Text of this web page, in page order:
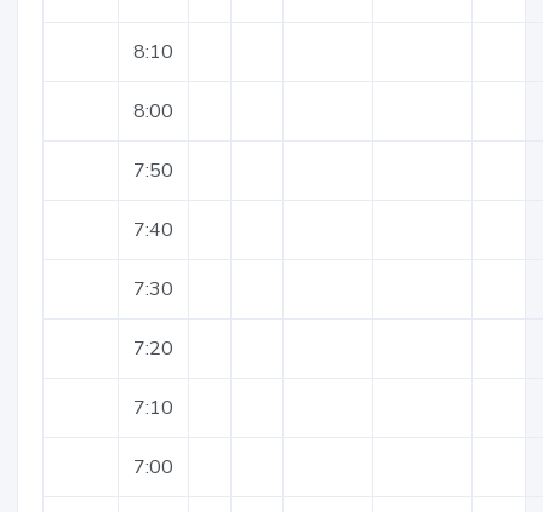
8:10
8:00
7:50
7:40
7:30
7:20
7:10
7:00